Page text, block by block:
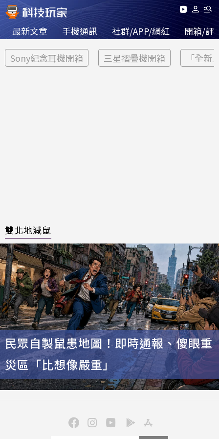
最新文章 手機通訊 社群/APP/網紅 開箱/評
Sony紀念耳機開箱 三星摺疊機開箱 「全新
雙北地減鼠
民眾自製鼠患地圖！即時通報、傻眼重
災區「比想像嚴重」